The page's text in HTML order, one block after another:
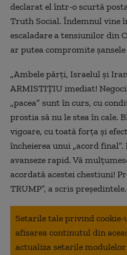
declarat el într-o scurtă
Truth Social. Îndemnul vine
escaladare a tensiunilor din
ar putea compromite
„Ambele părți, Israelul și
ARMISTIȚIU imediat!
„pacea” sunt în curs, cu
prostia să nu le stea în cale.
vigoare, cu toată forța și
încheierea unui „acord
avanseze rapid. Vă
acordată acestei chestiuni!
TRUMP”, a scris președintele.
Setarile tale privind
afisarea continutul din
actualiza setarile